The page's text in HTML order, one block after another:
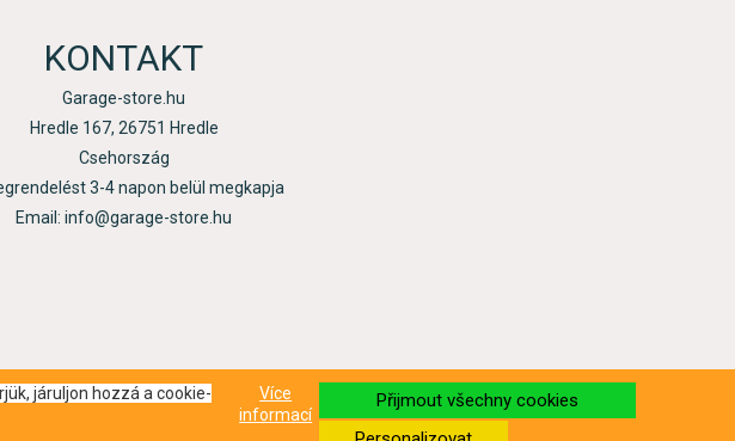
járuljon hozzá a cookie-
Více
informací
Přijmout všechny cookies
KONTAKT
Garage-store.hu
Hredle 167, 26751 Hredle
Csehország
3-4 napon belül megkapja
Email: info@garage-store.hu